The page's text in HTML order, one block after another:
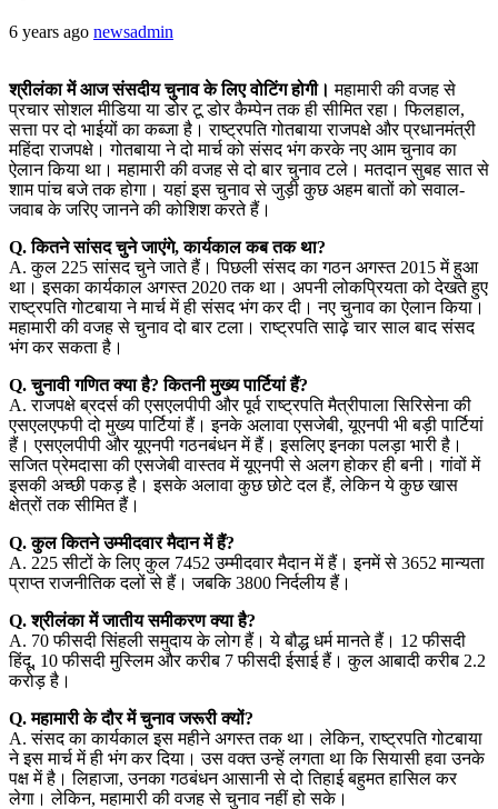
6 years ago newsadmin
श्रीलंका में आज संसदीय चुनाव के लिए वोटिंग होगी। महामारी की वजह से
प्रचार सोशल मीडिया या डोर टू डोर कैम्पेन तक ही सीमित रहा। फिलहाल,
सत्ता पर दो भाईयों का कब्जा है। राष्ट्रपति गोतबाया राजपक्षे और प्रधानमंत्री
महिंदा राजपक्षे। गोतबाया ने दो मार्च को संसद भंग करके नए आम चुनाव का
ऐलान किया था। महामारी की वजह से दो बार चुनाव टले। मतदान सुबह सात से
शाम पांच बजे तक होगा। यहां इस चुनाव से जुड़ी कुछ अहम बातों को सवाल-
जवाब के जरिए जानने की कोशिश करते हैं।
Q. कितने सांसद चुने जाएंगे, कार्यकाल कब तक था?
A. कुल 225 सांसद चुने जाते हैं। पिछली संसद का गठन अगस्त 2015 में हुआ
था। इसका कार्यकाल अगस्त 2020 तक था। अपनी लोकप्रियता को देखते हुए
राष्ट्रपति गोटबाया ने मार्च में ही संसद भंग कर दी। नए चुनाव का ऐलान किया।
महामारी की वजह से चुनाव दो बार टला। राष्ट्रपति साढ़े चार साल बाद संसद
भंग कर सकता है।
Q. चुनावी गणित क्या है? कितनी मुख्य पार्टियां हैं?
A. राजपक्षे ब्रदर्स की एसएलपीपी और पूर्व राष्ट्रपति मैत्रीपाला सिरिसेना की
एसएलएफपी दो मुख्य पार्टियां हैं। इनके अलावा एसजेबी, यूएनपी भी बड़ी पार्टियां
हैं। एसएलपीपी और यूएनपी गठनबंधन में हैं। इसलिए इनका पलड़ा भारी है।
सजित प्रेमदासा की एसजेबी वास्तव में यूएनपी से अलग होकर ही बनी। गांवों में
इसकी अच्छी पकड़ है। इसके अलावा कुछ छोटे दल हैं, लेकिन ये कुछ खास
क्षेत्रों तक सीमित हैं।
Q. कुल कितने उम्मीदवार मैदान में हैं?
A. 225 सीटों के लिए कुल 7452 उम्मीदवार मैदान में हैं। इनमें से 3652 मान्यता
प्राप्त राजनीतिक दलों से हैं। जबकि 3800 निर्दलीय हैं।
Q. श्रीलंका में जातीय समीकरण क्या है?
A. 70 फीसदी सिंहली समुदाय के लोग हैं। ये बौद्ध धर्म मानते हैं। 12 फीसदी
हिंदू, 10 फीसदी मुस्लिम और करीब 7 फीसदी ईसाई हैं। कुल आबादी करीब 2.2
करोड़ है।
Q. महामारी के दौर में चुनाव जरूरी क्यों?
A. संसद का कार्यकाल इस महीने अगस्त तक था। लेकिन, राष्ट्रपति गोटबाया
ने इस मार्च में ही भंग कर दिया। उस वक्त उन्हें लगता था कि सियासी हवा उनके
पक्ष में है। लिहाजा, उनका गठबंधन आसानी से दो तिहाई बहुमत हासिल कर
लेगा। लेकिन, महामारी की वजह से चुनाव नहीं हो सके।